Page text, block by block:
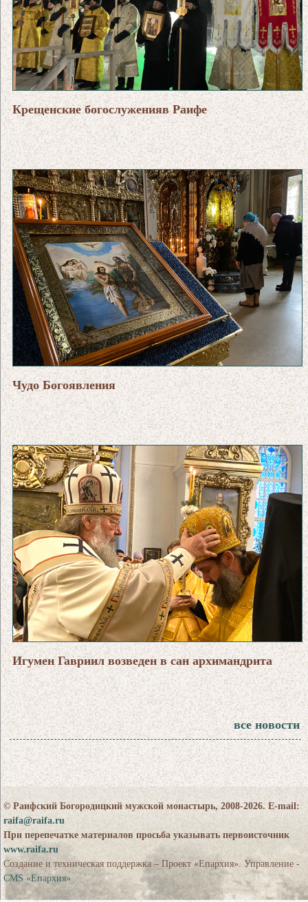
Крещенские богослуженияв Раифе
Чудо Богоявления
Игумен Гавриил возведен в сан архимандрита
все новости
© Раифский Богородицкий мужской монастырь, 2008-2026. E-mail:
raifa@raifa.ru
При перепечатке материалов просьба указывать первоисточник
www.raifa.ru
Создание и техническая поддержка – Проект «Епархия». Управление -
CMS «Епархия»